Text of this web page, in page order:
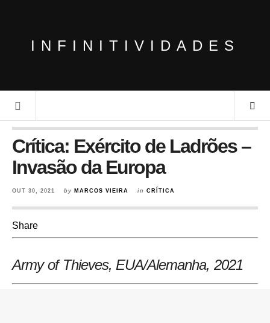
INFINITIVIDADES
Crítica: Exército de Ladrões –
Invasão da Europa
OUT 30, 2021 by MARCOS VIEIRA in CRÍTICA
Share
Army of Thieves, EUA/Alemanha, 2021